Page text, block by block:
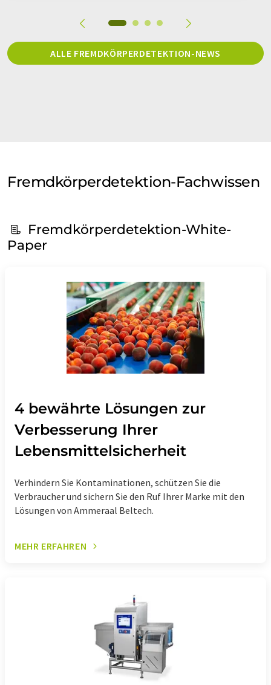
ALLE FREMDKÖRPERDETEKTION-NEWS
Fremdkörperdetektion-Fachwissen
Fremdkörperdetektion-White-
Paper
4 bewährte Lösungen zur
Verbesserung Ihrer
Lebensmittelsicherheit
Verhindern Sie Kontaminationen, schützen Sie die
Verbraucher und sichern Sie den Ruf Ihrer Marke mit den
Lösungen von Ammeraal Beltech.
MEHR ERFAHREN